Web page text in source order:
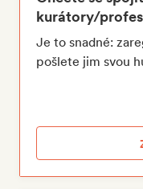
kurátory/
Je to snadné:
pošlete jim svou